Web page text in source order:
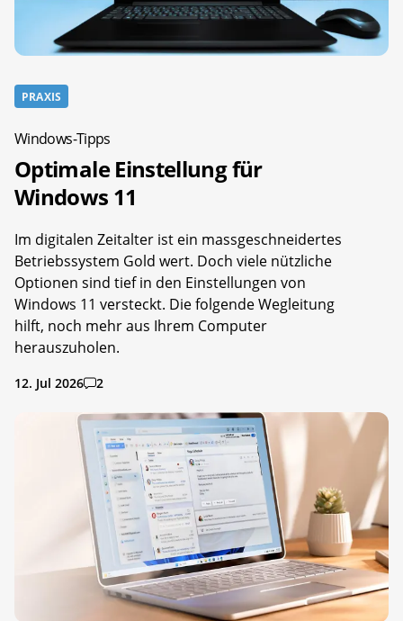
PRAXIS
Windows-Tipps
Optimale Einstellung für
Windows 11
Im digitalen Zeitalter ist ein massgeschneidertes
Betriebssystem Gold wert. Doch viele nützliche
Optionen sind tief in den Einstellungen von
Windows 11 versteckt. Die folgende Wegleitung
hilft, noch mehr aus Ihrem Computer
herauszuholen.
12. Jul 2026 2